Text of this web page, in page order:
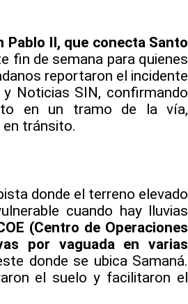
Pablo II, que conecta Santo
fin de semana para quienes
reportaron el incidente
Noticias SIN, confirmando
en un tramo de la vía,
tránsito.
donde el terreno elevado
cuando hay lluvias
(Centro de Operaciones
por vaguada en varias
donde se ubica Samaná.
el suelo y facilitaron el